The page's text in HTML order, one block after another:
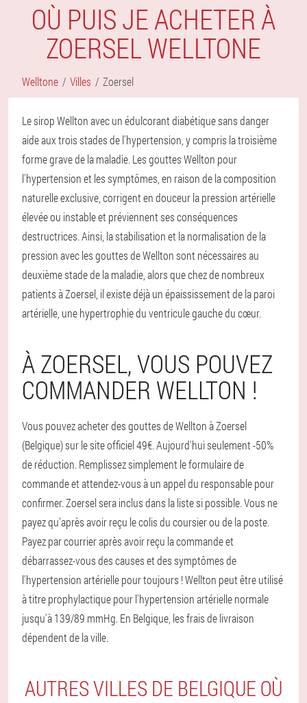
OÙ PUIS JE ACHETER À
ZOERSEL WELLTONE
Welltone Villes Zoersel
Le sirop Wellton avec un édulcorant diabétique sans danger
aide aux trois stades de l'hypertension, y compris la troisième
forme grave de la maladie. Les gouttes Wellton pour
l'hypertension et les symptômes, en raison de la composition
naturelle exclusive, corrigent en douceur la pression artérielle
élevée ou instable et préviennent ses conséquences
destructrices. Ainsi, la stabilisation et la normalisation de la
pression avec les gouttes de Wellton sont nécessaires au
deuxième stade de la maladie, alors que chez de nombreux
patients à Zoersel, il existe déjà un épaississement de la paroi
artérielle, une hypertrophie du ventricule gauche du cœur.
À ZOERSEL, VOUS POUVEZ
COMMANDER WELLTON !
Vous pouvez acheter des gouttes de Wellton à Zoersel
(Belgique) sur le site officiel 49€. Aujourd'hui seulement -50%
de réduction. Remplissez simplement le formulaire de
commande et attendez-vous à un appel du responsable pour
confirmer. Zoersel sera inclus dans la liste si possible. Vous ne
payez qu'après avoir reçu le colis du coursier ou de la poste.
Payez par courrier après avoir reçu la commande et
débarrassez-vous des causes et des symptômes de
l'hypertension artérielle pour toujours ! Wellton peut être utilisé
à titre prophylactique pour l'hypertension artérielle normale
jusqu'à 139/89 mmHg. En Belgique, les frais de livraison
dépendent de la ville.
AUTRES VILLES DE BELGIQUE OÙ